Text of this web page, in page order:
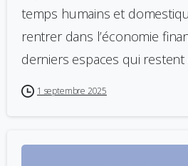
temps humains et
rentrer dans l’économie
derniers espaces qui restent
1 septembre 2025